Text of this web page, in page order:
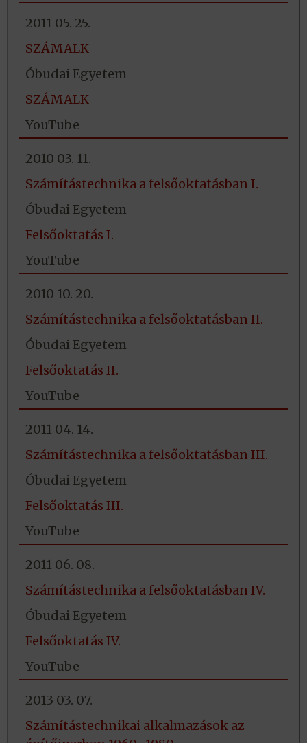
2011 05. 25.
SZÁMALK
Óbudai Egyetem
SZÁMALK
YouTube
2010 03. 11.
Számítástechnika a felsőoktatásban I.
Óbudai Egyetem
Felsőoktatás I.
YouTube
2010 10. 20.
Számítástechnika a felsőoktatásban II.
Óbudai Egyetem
Felsőoktatás II.
YouTube
2011 04. 14.
Számítástechnika a felsőoktatásban III.
Óbudai Egyetem
Felsőoktatás III.
YouTube
2011 06. 08.
Számítástechnika a felsőoktatásban IV.
Óbudai Egyetem
Felsőoktatás IV.
YouTube
2013 03. 07.
Számítástechnikai alkalmazások az